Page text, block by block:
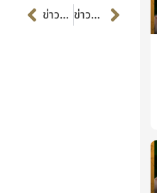
Prevข่าวก่อนหน้า ข่าวต่อไป Next